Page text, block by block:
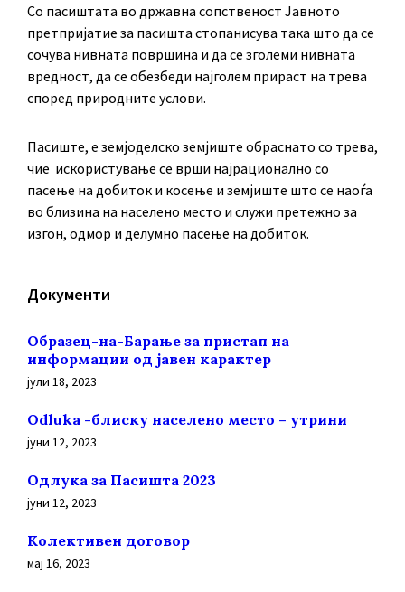
Co пасиштата во државна сопственост Јавното
претпријатие за пасишта стопанисува така што да се
сочува нивната површина и да се зголеми нивната
вредност, да се обезбеди најголем прираст на трева
според природните услови.
Пасиште, е земјоделско земјиште обраснато со трева,
чие искористување се врши најрационално со
пасење на добиток и косење и земјиште што се наоѓа
во близина на населено место и служи претежно за
изгон, одмор и делумно пасење на добиток.
Документи
Образец-на-Барање за пристап на
информации од јавен карактер
јули 18, 2023
Odluka -блиску населено место – утрини
јуни 12, 2023
Oдлука за Пасишта 2023
јуни 12, 2023
Колективен договор
мај 16, 2023